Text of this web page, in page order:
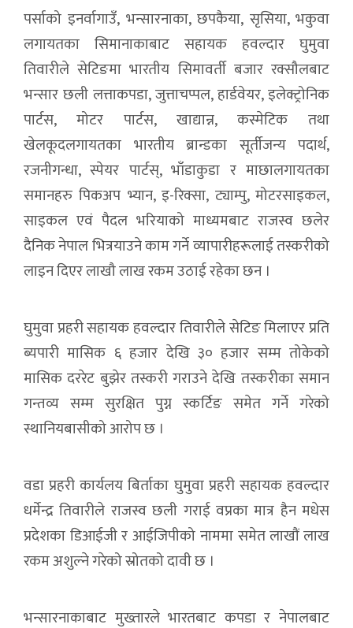
पर्साको इनर्वागाउँ, भन्सारनाका, छपकैया, सृसिया, भकुवा
लगायतका सिमानाकाबाट सहायक हवल्दार घुमुवा
तिवारीले सेटिङमा भारतीय सिमावर्ती बजार रक्सौलबाट
भन्सार छली लत्ताकपडा, जुत्ताचप्पल, हार्डवेयर, इलेक्ट्रोनिक
पार्टस, मोटर पार्टस, खाद्यान्न, कस्मेटिक तथा
खेलकूदलगायतका भारतीय ब्रान्डका सूर्तीजन्य पदार्थ,
रजनीगन्धा, स्पेयर पार्टस्, भाँडाकुडा र माछालगायतका
समानहरु पिकअप भ्यान, इ-रिक्सा, ट्याम्पु, मोटरसाइकल,
साइकल एवं पैदल भरियाको माध्यमबाट राजस्व छलेर
दैनिक नेपाल भित्रयाउने काम गर्ने व्यापारीहरूलाई तस्करीको
लाइन दिएर लाखौ लाख रकम उठाई रहेका छन ।
घुमुवा प्रहरी सहायक हवल्दार तिवारीले सेटिङ मिलाएर प्रति
ब्यपारी मासिक ६ हजार देखि ३० हजार सम्म तोकेको
मासिक दररेट बुझेर तस्करी गराउने देखि तस्करीका समान
गन्तव्य सम्म सुरक्षित पुग्न स्कर्टिङ समेत गर्ने गरेको
स्थानियबासीको आरोप छ ।
वडा प्रहरी कार्यलय बिर्ताका घुमुवा प्रहरी सहायक हवल्दार
धर्मेन्द्र तिवारीले राजस्व छली गराई वप्रका मात्र हैन मधेस
प्रदेशका डिआईजी र आईजिपीको नाममा समेत लाखौं लाख
रकम अशुल्ने गरेको स्रोतको दावी छ ।
भन्सारनाकाबाट मुख्तारले भारतबाट कपडा र नेपालबाट